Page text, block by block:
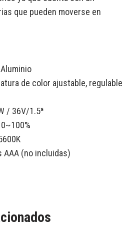
que pueden moverse en
de color ajustable, regulable
/ 36V/1.5ª
AAA (no incluidas)